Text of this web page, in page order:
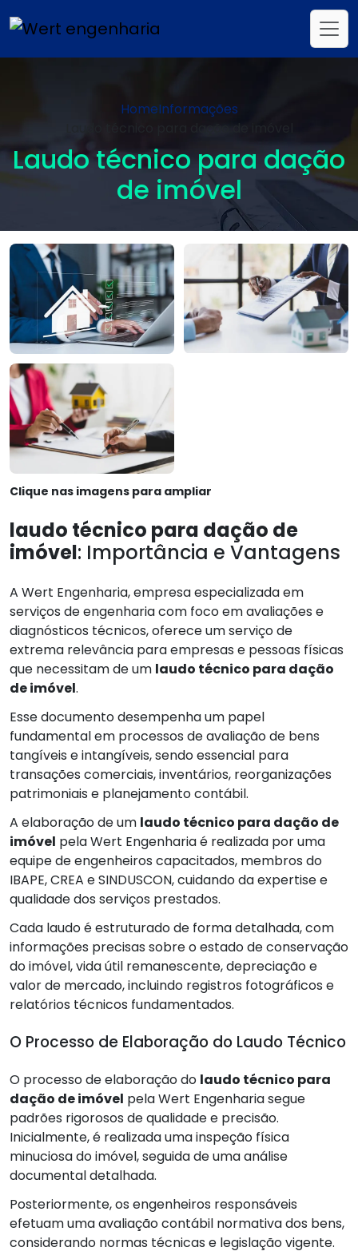
HomeInformações
Laudo técnico para dação
de imóvel
Clique nas imagens para ampliar
laudo técnico para dação de
imóvel: Importância e Vantagens
A Wert Engenharia, empresa especializada em
serviços de engenharia com foco em avaliações e
diagnósticos técnicos, oferece um serviço de
extrema relevância para empresas e pessoas físicas
que necessitam de um laudo técnico para dação
de imóvel.
Esse documento desempenha um papel
fundamental em processos de avaliação de bens
tangíveis e intangíveis, sendo essencial para
transações comerciais, inventários, reorganizações
patrimoniais e planejamento contábil.
A elaboração de um laudo técnico para dação de
imóvel pela Wert Engenharia é realizada por uma
equipe de engenheiros capacitados, membros do
IBAPE, CREA e SINDUSCON, cuidando da expertise e
qualidade dos serviços prestados.
Cada laudo é estruturado de forma detalhada, com
informações precisas sobre o estado de conservação
do imóvel, vida útil remanescente, depreciação e
valor de mercado, incluindo registros fotográficos e
relatórios técnicos fundamentados.
O Processo de Elaboração do Laudo Técnico
O processo de elaboração do laudo técnico para
dação de imóvel pela Wert Engenharia segue
padrões rigorosos de qualidade e precisão.
Inicialmente, é realizada uma inspeção física
minuciosa do imóvel, seguida de uma análise
documental detalhada.
Posteriormente, os engenheiros responsáveis
efetuam uma avaliação contábil normativa dos bens,
considerando normas técnicas e legislação vigente.